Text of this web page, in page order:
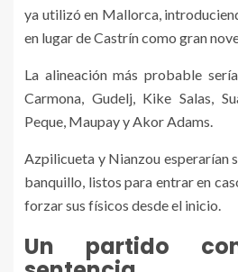
ya utilizó en Mallorca,
en lugar de Castrín como gran
La alineación más probable
Carmona, Gudelj, Kike Salas,
Peque, Maupay y Akor Adams.
Azpilicueta y Nianzou esperarían
banquillo, listos para entrar en
forzar sus físicos desde el inicio.
Un partido